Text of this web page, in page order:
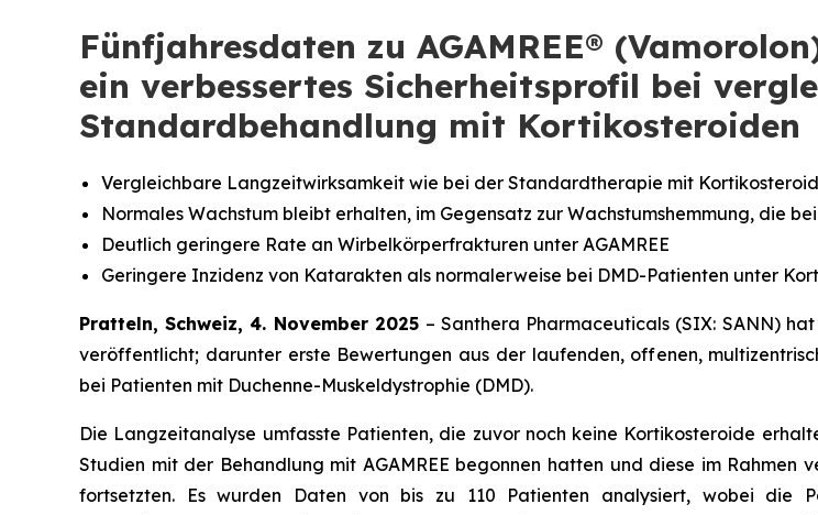
Fünfjahresdaten zu AGAMREE®
ein verbessertes Sicherheitsprofil bei
Standardbehandlung mit Kortikosteroiden
Vergleichbare Langzeitwirksamkeit wie bei der Standardtherapie mit
Normales Wachstum bleibt erhalten, im Gegensatz zur Wachstumshemmung, die
Deutlich geringere Rate an Wirbelkörperfrakturen unter AGAMREE
Geringere Inzidenz von Katarakten als normalerweise bei DMD-Patienten unter
Pratteln, Schweiz, 4. November 2025 – Santhera Pharmaceuticals (SIX: SANN)
veröffentlicht; darunter erste Bewertungen aus der laufenden, offenen,
bei Patienten mit Duchenne-Muskeldystrophie (DMD).
Die Langzeitanalyse umfasste Patienten, die zuvor noch keine Kortikosteroide
Studien mit der Behandlung mit AGAMREE begonnen hatten und diese im
fortsetzten. Es wurden Daten von bis zu 110 Patienten analysiert, wobei die